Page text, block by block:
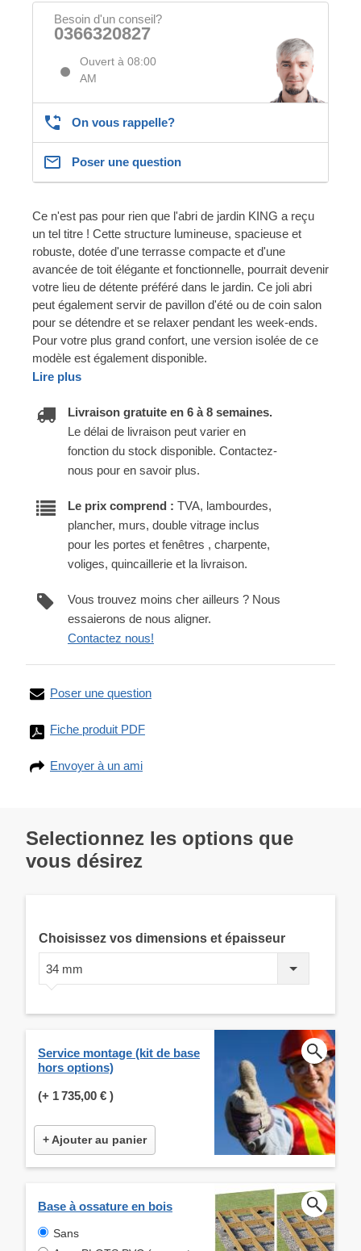
Besoin d'un conseil?
0366320827
Ouvert à 08:00
AM
On vous rappelle?
Poser une question
Ce n'est pas pour rien que l'abri de jardin KING a reçu
un tel titre ! Cette structure lumineuse, spacieuse et
robuste, dotée d'une terrasse compacte et d'une
avancée de toit élégante et fonctionnelle, pourrait devenir
votre lieu de détente préféré dans le jardin. Ce joli abri
peut également servir de pavillon d'été ou de coin salon
pour se détendre et se relaxer pendant les week-ends.
Pour votre plus grand confort, une version isolée de ce
modèle est également disponible.
Lire plus
Livraison gratuite en 6 à 8 semaines.
Le délai de livraison peut varier en
fonction du stock disponible. Contactez-
nous pour en savoir plus.
Le prix comprend : TVA, lambourdes,
plancher, murs, double vitrage inclus
pour les portes et fenêtres , charpente,
voliges, quincaillerie et la livraison.
Vous trouvez moins cher ailleurs ? Nous
essaierons de nous aligner.
Contactez nous!
Poser une question
Fiche produit PDF
Envoyer à un ami
Selectionnez les options que
vous désirez
Choisissez vos dimensions et épaisseur
34 mm
Service montage (kit de base
hors options)
(+ 1 735,00 € )
+ Ajouter au panier
Base à ossature en bois
Sans